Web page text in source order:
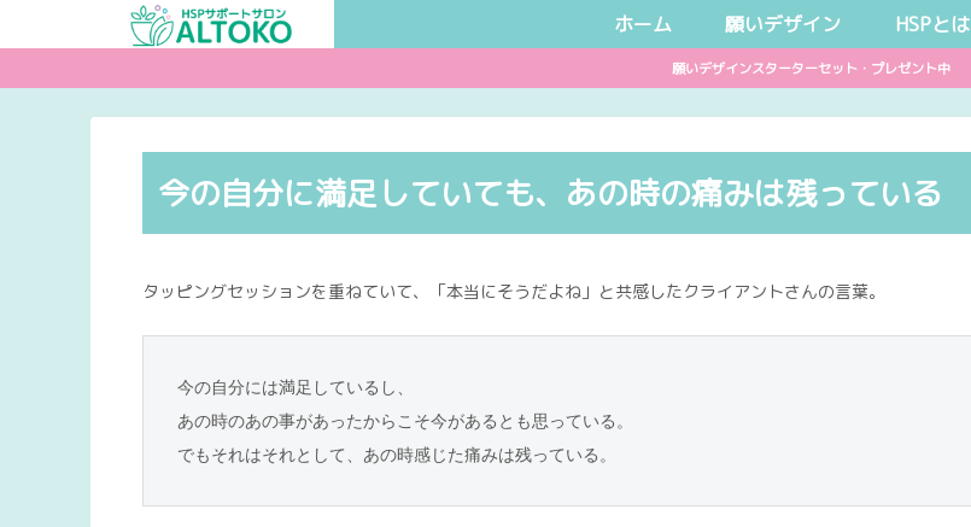
ホーム 願いデザイン HSPとは
願いデザインスターターセット・プレゼント中
今の自分に満足していても、あの時の痛みは残っている
タッピングセッションを重ねていて、「本当にそうだよね」と共感したクライアントさんの言葉。
今の自分には満足しているし、
あの時のあの事があったからこそ今があるとも思っている。
でもそれはそれとして、あの時感じた痛みは残っている。